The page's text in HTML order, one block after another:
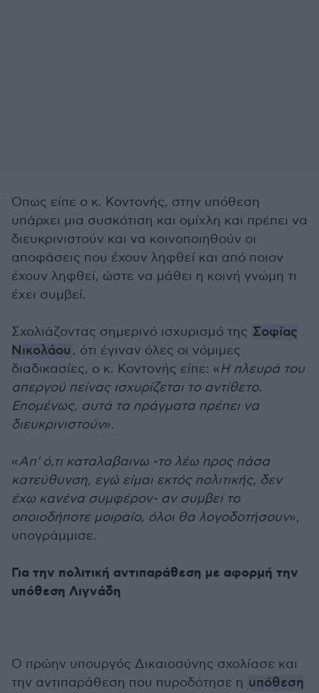
Όπως είπε ο κ. Κοντονής, στην υπόθεση
υπάρχει μια συσκότιση και ομίχλη και πρέπει να
διευκρινιστούν και να κοινοποιηθούν οι
αποφάσεις που έχουν ληφθεί και από ποιον
έχουν ληφθεί, ώστε να μάθει η κοινή γνώμη τι
έχει συμβεί.
Σχολιάζοντας σημερινό ισχυρισμό της Σοφίας
Νικολάου , ότι έγιναν όλες οι νόμιμες
διαδικασίες, ο κ. Κοντονής είπε: «Η πλευρά του
απεργού πείνας ισχυρίζεται το αντίθετο.
Επομένως, αυτά τα πράγματα πρέπει να
διευκρινιστούν».
«Απ' ό,τι καταλαβαινω -το λέω προς πάσα
κατεύθυνση, εγώ είμαι εκτός πολιτικής, δεν
έχω κανένα συμφέρον- αν συμβεί το
οποιοδήποτε μοιραίο, όλοι θα λογοδοτήσουν»,
υπογράμμισε.
Για την πολιτική αντιπαράθεση με αφορμή την
υπόθεση Λιγνάδη
Ο πρώην υπουργός Δικαιοσύνης σχολίασε και
την αντιπαράθεση που πυροδότησε η υπόθεση